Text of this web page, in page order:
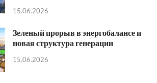
15.06.2026
Зеленый прорыв в энергобалансе и
новая структура генерации
15.06.2026